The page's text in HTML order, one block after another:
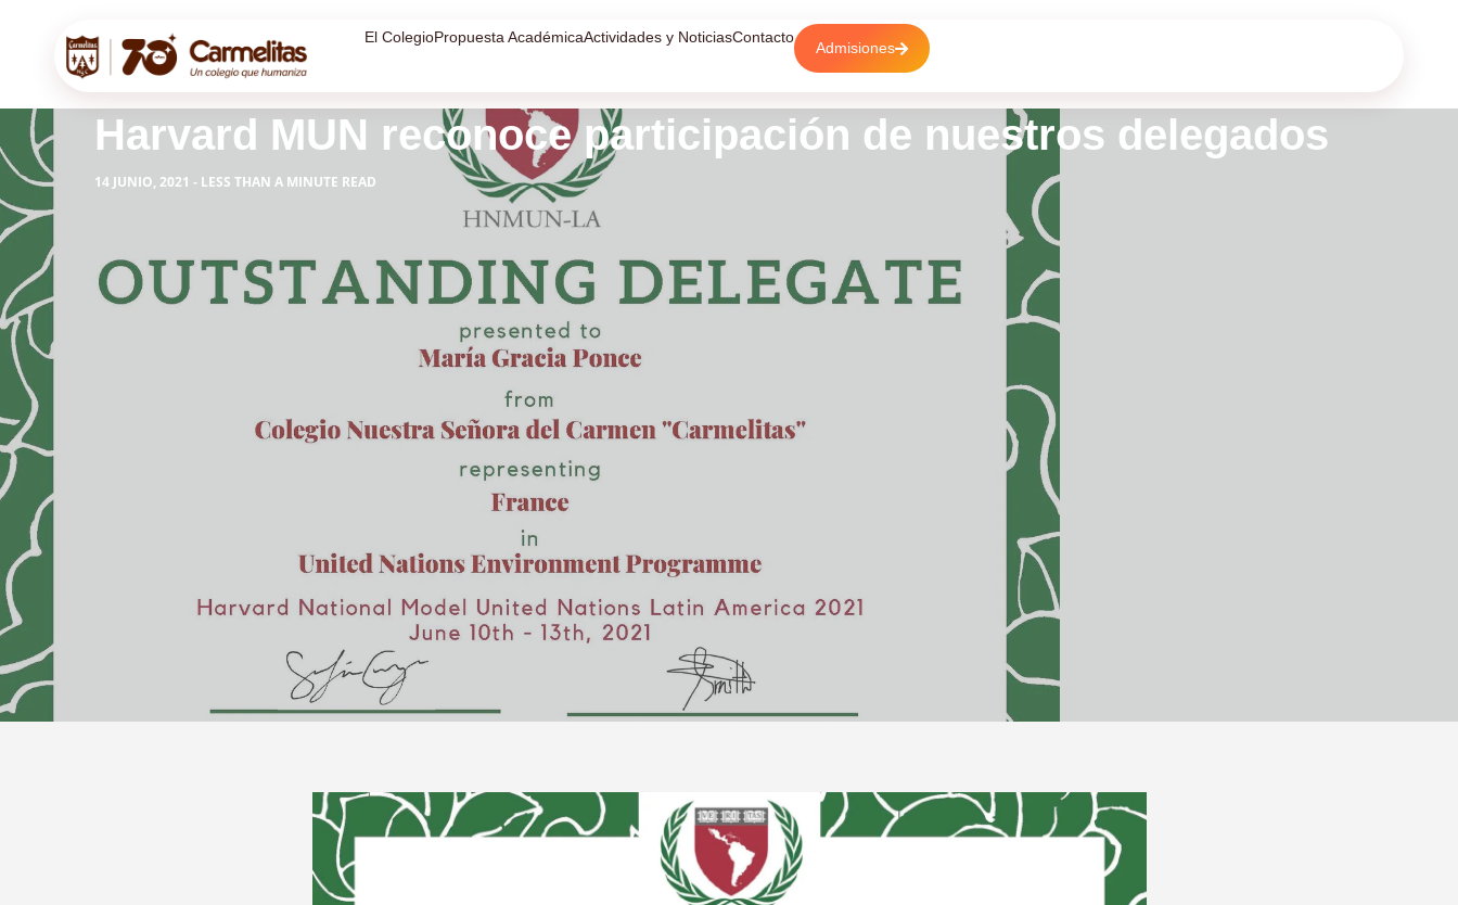
El ColegioPropuesta AcadémicaActividades y NoticiasContacto
Admisiones
Harvard MUN reconoce participación de nuestros delegados
14 JUNIO, 2021 - LESS THAN A MINUTE READ